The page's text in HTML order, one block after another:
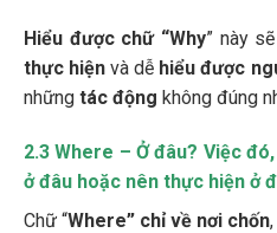
Hiểu được chữ “Why” này
thực hiện và dễ hiểu được
những tác động không đúng
2.3 Where – Ở đâu? Việc
ở đâu hoặc nên thực hiện ở
Chữ “Where” chỉ về nơi chốn